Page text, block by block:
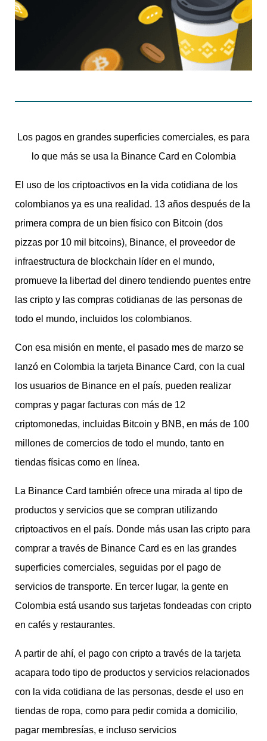
Los pagos en grandes superficies comerciales, es para
lo que más se usa la Binance Card en Colombia
El uso de los criptoactivos en la vida cotidiana de los
colombianos ya es una realidad. 13 años después de la
primera compra de un bien físico con Bitcoin (dos
pizzas por 10 mil bitcoins), Binance, el proveedor de
infraestructura de blockchain líder en el mundo,
promueve la libertad del dinero tendiendo puentes entre
las cripto y las compras cotidianas de las personas de
todo el mundo, incluidos los colombianos.
Con esa misión en mente, el pasado mes de marzo se
lanzó en Colombia la tarjeta Binance Card, con la cual
los usuarios de Binance en el país, pueden realizar
compras y pagar facturas con más de 12
criptomonedas, incluidas Bitcoin y BNB, en más de 100
millones de comercios de todo el mundo, tanto en
tiendas físicas como en línea.
La Binance Card también ofrece una mirada al tipo de
productos y servicios que se compran utilizando
criptoactivos en el país. Donde más usan las cripto para
comprar a través de Binance Card es en las grandes
superficies comerciales, seguidas por el pago de
servicios de transporte. En tercer lugar, la gente en
Colombia está usando sus tarjetas fondeadas con cripto
en cafés y restaurantes.
A partir de ahí, el pago con cripto a través de la tarjeta
acapara todo tipo de productos y servicios relacionados
con la vida cotidiana de las personas, desde el uso en
tiendas de ropa, como para pedir comida a domicilio,
pagar membresías, e incluso servicios